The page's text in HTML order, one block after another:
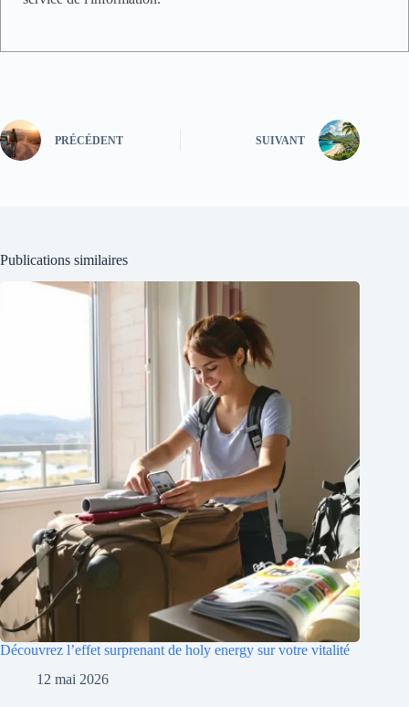
PRÉCÉDENT SUIVANT
Publications similaires
Découvrez l’effet surprenant de holy energy sur votre vitalité
12 mai 2026